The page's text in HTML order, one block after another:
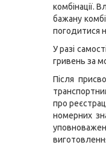
комбінації.
бажану
погодитися
У разі
гривень за
Після
про
номерних